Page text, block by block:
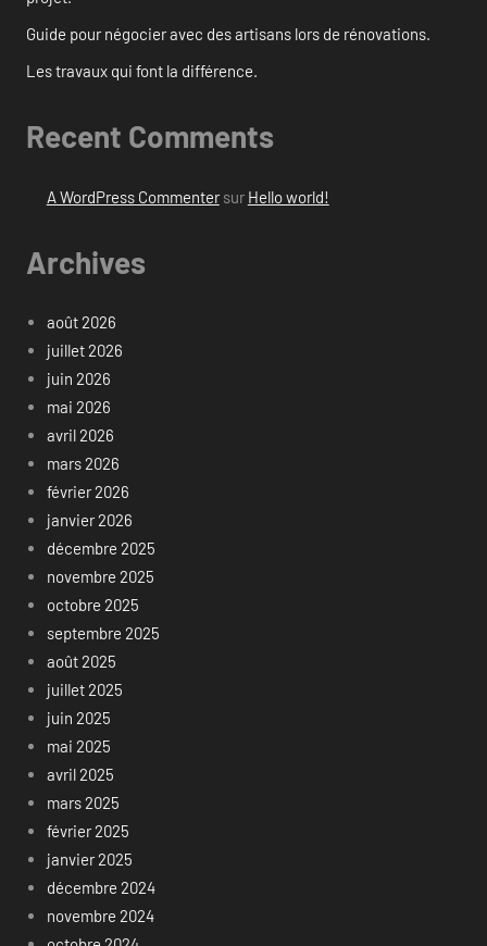
Guide pour négocier avec des artisans lors de rénovations.
Les travaux qui font la différence.
Recent Comments
A WordPress Commentersur Hello world!
Archives
août 2026
juillet 2026
juin 2026
mai 2026
avril 2026
mars 2026
février 2026
janvier 2026
décembre 2025
novembre 2025
octobre 2025
septembre 2025
août 2025
juillet 2025
juin 2025
mai 2025
avril 2025
mars 2025
février 2025
janvier 2025
décembre 2024
novembre 2024